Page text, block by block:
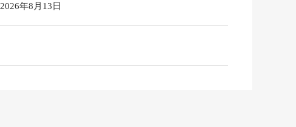
2026年8月13日